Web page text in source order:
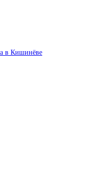
в Кишинёве